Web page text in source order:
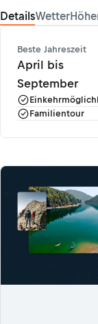
DetailsWetter
Beste Jahreszeit
April bis
September
Familientour